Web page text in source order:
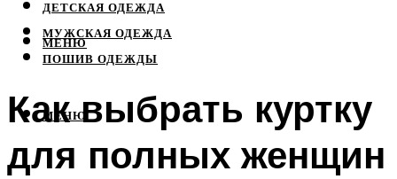
ДЕТСКАЯ ОДЕЖДА
МУЖСКАЯ ОДЕЖДА
ПОШИВ ОДЕЖДЫ
МЕНЮ
МЕНЮ
Как выбрать куртку
для полных женщин